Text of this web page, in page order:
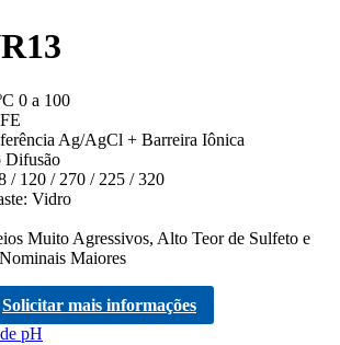
0 a 100
Ag/AgCl + Barreira Iônica
Difusão
/ 120 / 270 / 225 / 320
Vidro
Muito Agressivos, Alto Teor de Sulfeto e
Maiores
Solicitar mais informações
pH